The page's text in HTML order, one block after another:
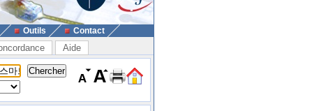
Outils Contact
Aide